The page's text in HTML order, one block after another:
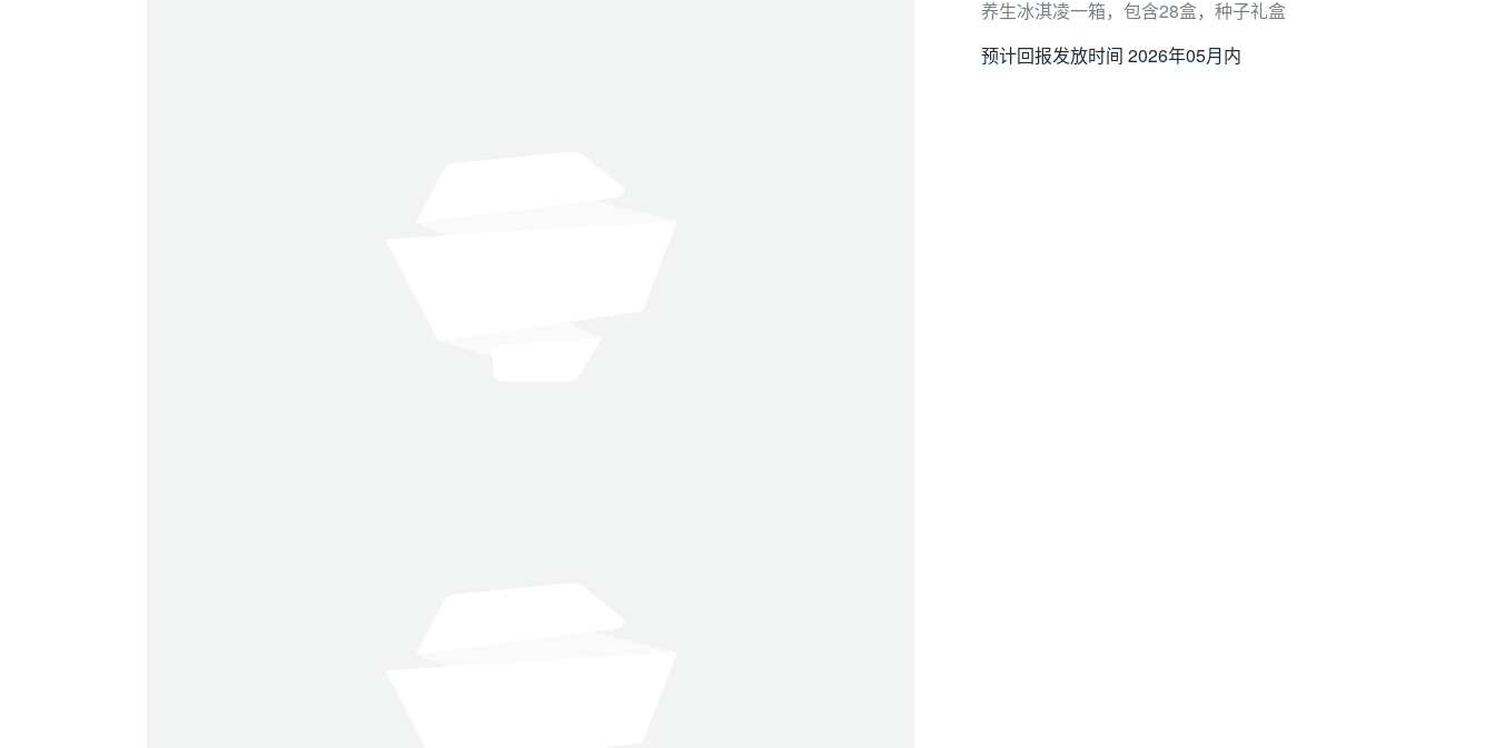
养生冰淇凌一箱，包含28盒，种子礼盒
预计回报发放时间 2026年05月内